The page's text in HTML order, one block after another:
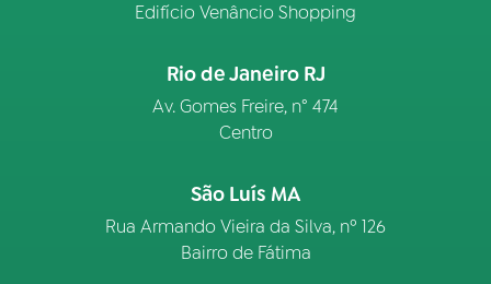
Edifício Venâncio Shopping
Rio de Janeiro RJ
Av. Gomes Freire, n° 474
Centro
São Luís MA
Rua Armando Vieira da Silva, nº 126
Bairro de Fátima